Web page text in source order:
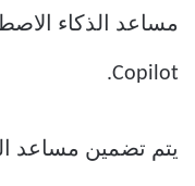
Copilot.
يتم تضمين مساعد